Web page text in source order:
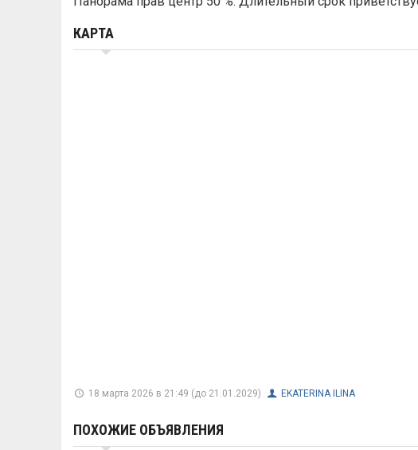
КАРТА
18 марта 2026 в 21:49 (до 21.01.2029) EKATERINA ILINA
ПОХОЖИЕ ОБЪЯВЛЕНИЯ